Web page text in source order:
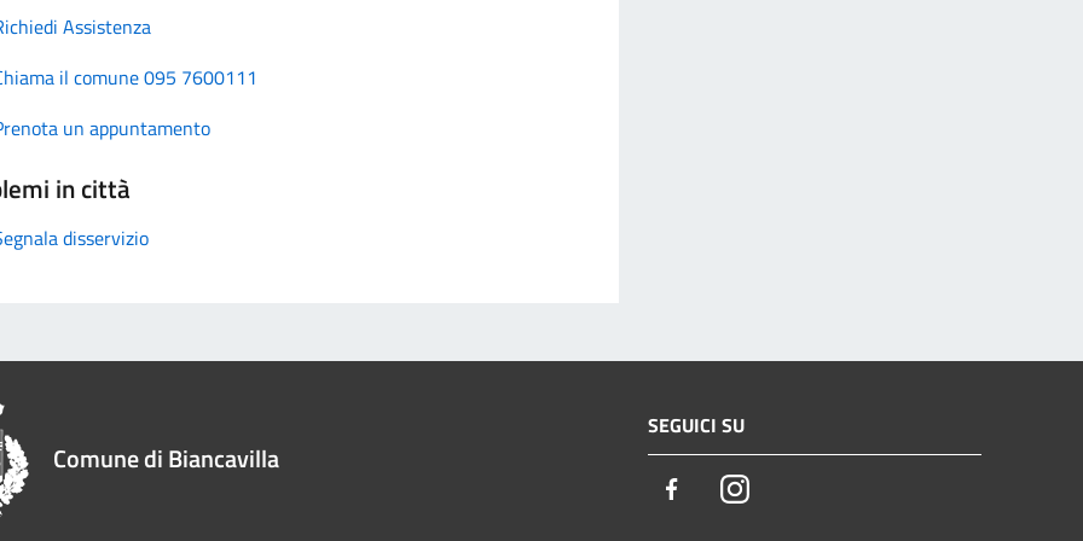
Assistenza
il comune 095 7600111
un appuntamento
in città
disservizio
Comune di Biancavilla
SEGUICI SU
FacebookInstagram